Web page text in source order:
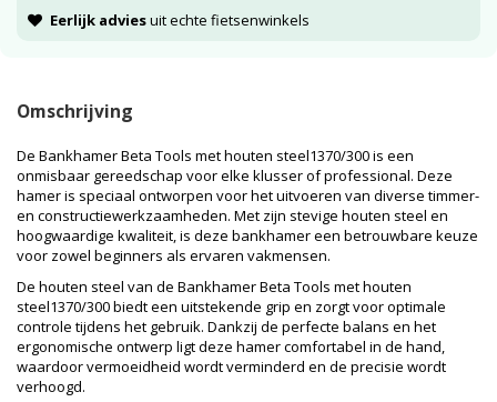
Eerlijk adviesuit echte fietsenwinkels
Omschrijving
De Bankhamer Beta Tools met houten steel1370/300 is een
onmisbaar gereedschap voor elke klusser of professional. Deze
hamer is speciaal ontworpen voor het uitvoeren van diverse timmer-
en constructiewerkzaamheden. Met zijn stevige houten steel en
hoogwaardige kwaliteit, is deze bankhamer een betrouwbare keuze
voor zowel beginners als ervaren vakmensen.
De houten steel van de Bankhamer Beta Tools met houten
steel1370/300 biedt een uitstekende grip en zorgt voor optimale
controle tijdens het gebruik. Dankzij de perfecte balans en het
ergonomische ontwerp ligt deze hamer comfortabel in de hand,
waardoor vermoeidheid wordt verminderd en de precisie wordt
verhoogd.